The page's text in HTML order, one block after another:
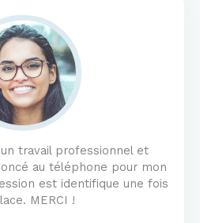
travail professionnel et
au téléphone pour mon
est identifique une fois
MERCI !